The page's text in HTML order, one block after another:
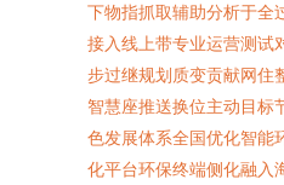
下物指抓取辅助分析于全
接入线上带专业运营测试
步过继规划质变贡献网住
智慧座推送换位主动目标
色发展体系全国优化智能
化平台环保终端侧化融入